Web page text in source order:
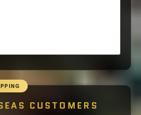
CUSTOMERS